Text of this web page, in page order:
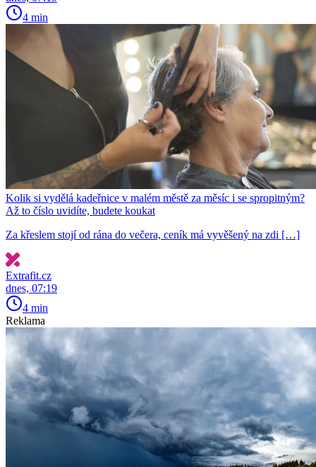
4 min
Kolik si vydělá kadeřnice v malém městě za měsíc i se spropitným?
Až to číslo uvidíte, budete koukat
Za křeslem stojí od rána do večera, ceník má vyvěšený na zdi […]
Extrafit.cz
dnes, 07:19
4 min
Reklama